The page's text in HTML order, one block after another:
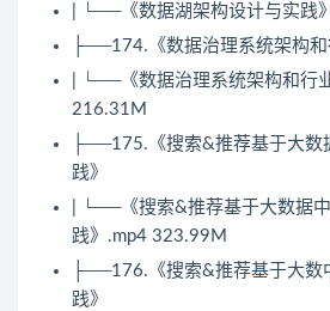
| └──《数据湖架构设计与实践
├──174.《数据治理系统架构和
| └──《数据治理系统架构和行
216.31M
├──175.《搜索&推荐基于大数
践》
| └──《搜索&推荐基于大数据
践》.mp4 323.99M
├──176.《搜索&推荐基于大数
践》